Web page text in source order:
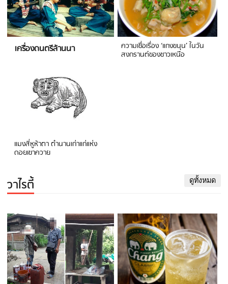
เครื่องดนตรีล้านนา ความเชื่อเรื่อง ‘แกงขนุน’ ในวัน
สงกรานต์ของชาวเหนือ
แมงสี่หูห้าตา ตำนานเก่าแก่แห่ง
ดอยเขาควาย
วาไรตี้ ดูทั้งหมด